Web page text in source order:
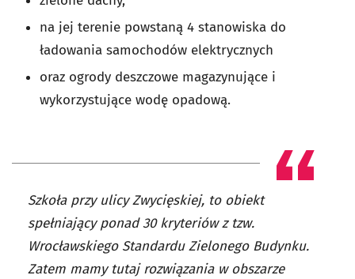
na jej terenie powstaną 4 stanowiska do
ładowania samochodów elektrycznych
oraz ogrody deszczowe magazynujące i
wykorzystujące wodę opadową.
Szkoła przy ulicy Zwycięskiej, to obiekt
spełniający ponad 30 kryteriów z tzw.
Wrocławskiego Standardu Zielonego Budynku.
Zatem mamy tutaj rozwiązania w obszarze